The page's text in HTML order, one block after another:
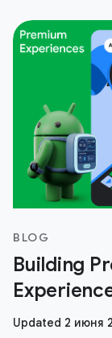
BLOG
Building
Updated 2 июня